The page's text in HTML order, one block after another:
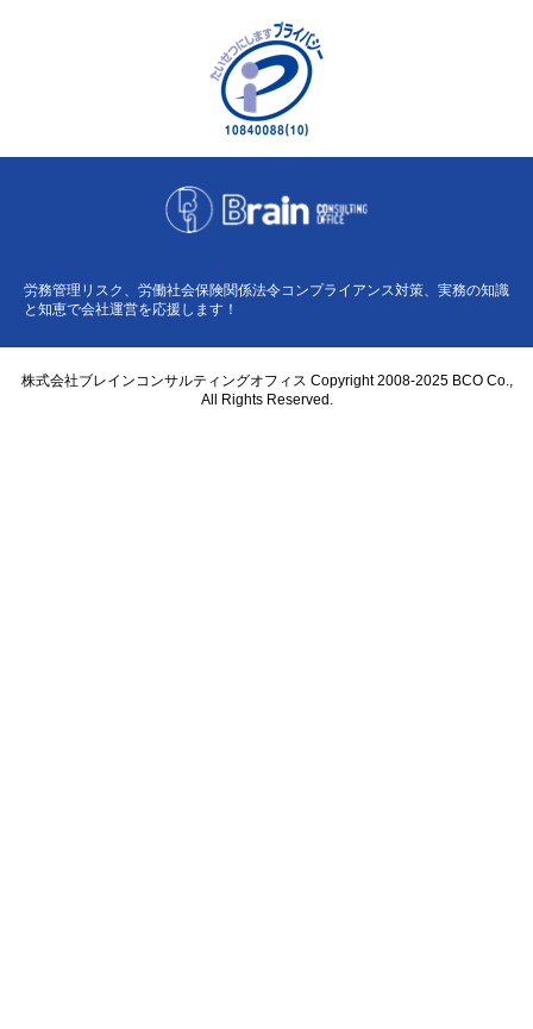
労務管理リスク、労働社会保険関係法令コンプライアンス対策、実務の知識
と知恵で会社運営を応援します！
株式会社ブレインコンサルティングオフィス Copyright 2008-2025 BCO Co.,
All Rights Reserved.